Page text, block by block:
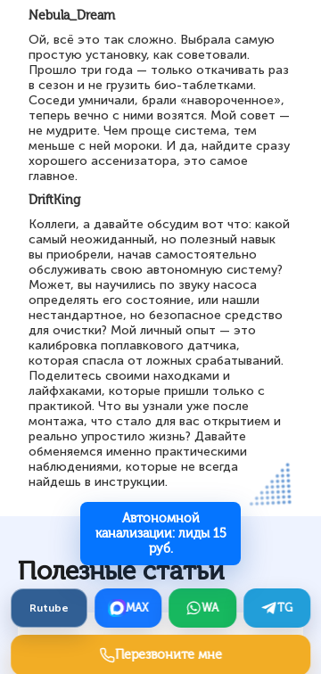
Rutube
Nebula_Dream
Ой, всё это так сложно. Выбрала самую
простую установку, как советовали.
Прошло три года — только откачивать раз
в сезон и не грузить био-таблетками.
Соседи умничали, брали «навороченное»,
теперь вечно с ними возятся. Мой совет —
не мудрите. Чем проще система, тем
меньше с ней мороки. И да, найдите сразу
хорошего ассенизатора, это самое
главное.
DriftKing
Коллеги, а давайте обсудим вот что: какой
самый неожиданный, но полезный навык
вы приобрели, начав самостоятельно
обслуживать свою автономную систему?
Может, вы научились по звуку насоса
определять его состояние, или нашли
нестандартное, но безопасное средство
для очистки? Мой личный опыт — это
калибровка поплавкового датчика,
которая спасла от ложных срабатываний.
Поделитесь своими находками и
лайфхаками, которые пришли только с
практикой. Что вы узнали уже после
монтажа, что стало для вас открытием и
реально упростило жизнь? Давайте
обменяемся именно практическими
наблюдениями, которые не всегда
найдешь в инструкции.
Полезные статьи
Клиенты на готовые дома из
ЖБИ-панелей
MAX WA TG
Перезвоните мне
Автономной
канализации: лиды 15
руб.